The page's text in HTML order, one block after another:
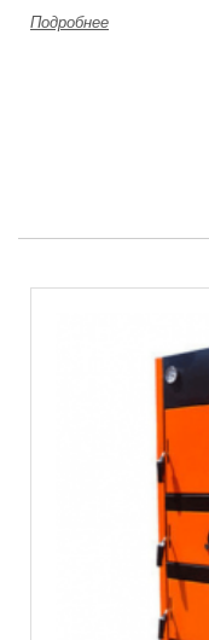
Подробнее